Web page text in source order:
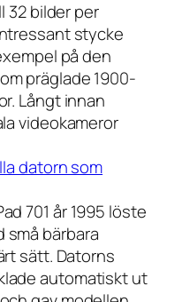
32 bilder per
stycke
på den
präglade 1900-
Långt innan
videokameror
datorn som
701 år 1995 löste
bärbara
sätt. Datorns
automatiskt ut